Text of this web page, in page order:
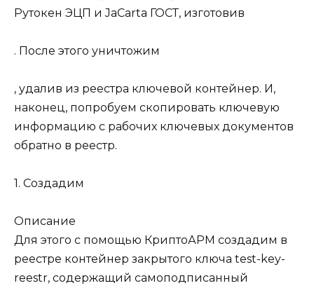
Рутокен ЭЦП и JaCarta ГОСТ, изготовив
. После этого уничтожим
, удалив из реестра ключевой контейнер. И,
наконец, попробуем скопировать ключевую
информацию с рабочих ключевых документов
обратно в реестр.
1. Создадим
Описание
Для этого с помощью КриптоАРМ создадим в
реестре контейнер закрытого ключа test-key-
reestr, содержащий самоподписанный